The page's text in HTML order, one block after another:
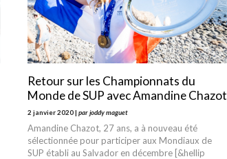
Retour sur les Championnats du
Monde de SUP avec Amandine Chazot
2 janvier 2020 | par joddy maguet
Amandine Chazot, 27 ans, a à nouveau été
sélectionnée pour participer aux Mondiaux de
SUP établi au Salvador en décembre [&hellip